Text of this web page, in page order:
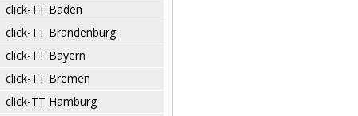
click-TT Baden
click-TT Brandenburg
click-TT Bayern
click-TT Bremen
click-TT Hamburg